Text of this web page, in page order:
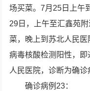
场买菜。7月25日上午
29日，上午至汇鑫苑
菜，晚上到苏北人民
病毒核酸检测阳性，
人民医院，诊断为确诊
确诊病例23：